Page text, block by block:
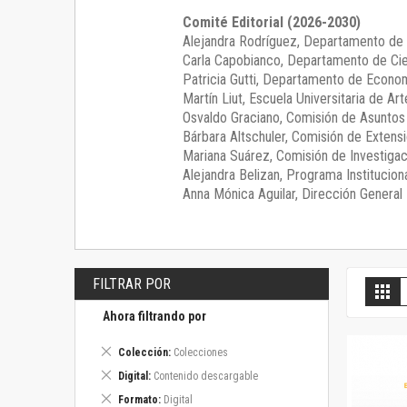
Comité Editorial (2026-2030)
Alejandra Rodríguez, Departamento de
Carla Capobianco, Departamento de
Patricia Gutti, Departamento de
Martín Liut, Escuela Universitaria de
Osvaldo Graciano, Comisión de
Bárbara Altschuler, Comisión de
Mariana Suárez, Comisión de
Alejandra Belizan, Programa
Anna Mónica Aguilar, Dirección General
FILTRAR POR
Ahora filtrando por
Colección Colecciones
Eliminar
artículo
Digital Contenido descargable
Eliminar
artículo
Formato Digital
Eliminar